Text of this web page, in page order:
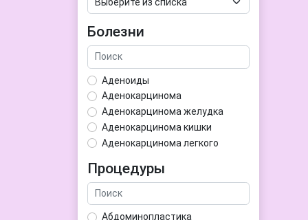
Болезни
Аденоиды
Аденокарцинома
Аденокарцинома желудка
Аденокарцинома кишки
Аденокарцинома легкого
Аденома гипофиза
Аденома простаты
Аденома щитовидной железы
Процедуры
Абдоминопластика